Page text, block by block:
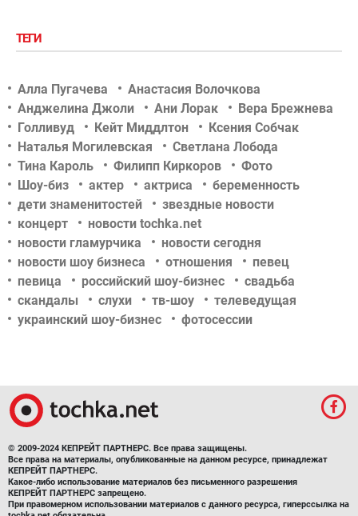
ТЕГИ
Алла Пугачева
Анастасия Волочкова
Анджелина Джоли
Ани Лорак
Вера Брежнева
Голливуд
Кейт Миддлтон
Ксения Собчак
Наталья Могилевская
Светлана Лобода
Тина Кароль
Филипп Киркоров
Фото
Шоу-биз
актер актриса
беременность
дети знаменитостей
звездные новости
концерт
новости tochka.net
новости гламурчика
новости сегодня
новости шоу бизнеса
отношения
певец
певица
российский шоу-бизнес
свадьба
скандалы
слухи тв-шоу
телеведущая
украинский шоу-бизнес
фотосессии
© 2009-2024 КЕПРЕЙТ ПАРТНЕРС. Все права защищены.
Все права на материалы, опубликованные на данном ресурсе, принадлежат
КЕПРЕЙТ ПАРТНЕРС.
Какое-либо использование материалов без письменного разрешения
КЕПРЕЙТ ПАРТНЕРС запрещено.
При правомерном использовании материалов с данного ресурса, гиперссылка на